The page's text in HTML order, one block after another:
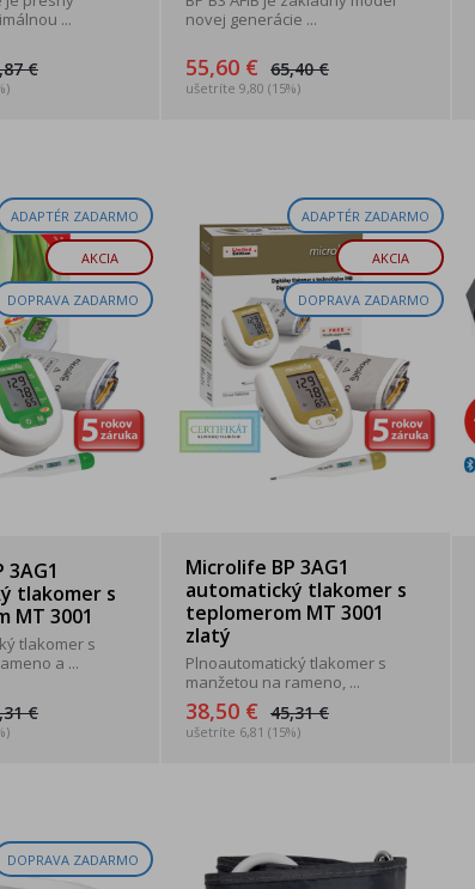
...
€
novej generácie ...
55,60 € 65,40 €
ušetríte 9,80 (15%)
ADAPTÉR ZADARMO
AKCIA
DOPRAVA ZADARMO
tlakomer s
MT 3001
tlakomer s
a ...
€
ADAPTÉR ZADARMO
AKCIA
DOPRAVA ZADARMO
Microlife BP 3AG1
automatický tlakomer s
teplomerom MT 3001
zlatý
Plnoautomatický tlakomer s
manžetou na rameno, ...
38,50 € 45,31 €
ušetríte 6,81 (15%)
DOPRAVA ZADARMO